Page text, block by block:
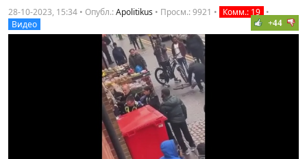
28-10-2023, 15:34 • Опубл.:Apolitikus • Просм.: 9921 • Комм.: 19 •
Видео
+44